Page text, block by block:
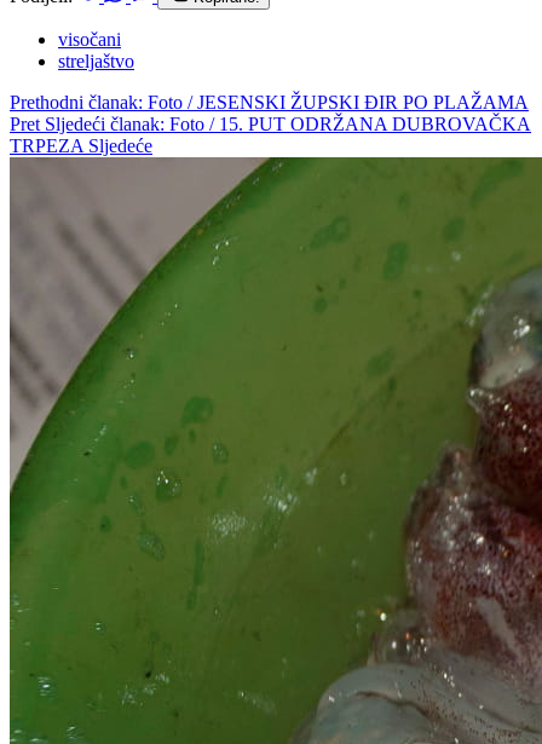
visočani
streljaštvo
Prethodni članak: Foto / JESENSKI ŽUPSKI ĐIR PO PLAŽAMA
Pret Sljedeći članak: Foto / 15. PUT ODRŽANA DUBROVAČKA
TRPEZA Sljedeće